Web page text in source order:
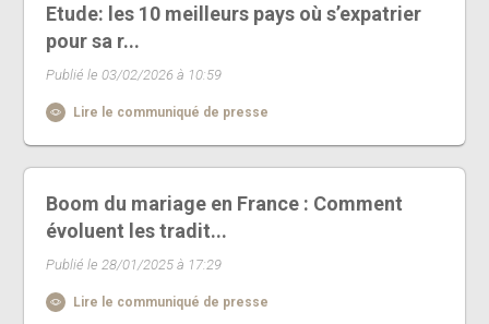
Etude: les 10 meilleurs pays où s’expatrier
pour sa r...
Publié le 03/02/2026 à 10:59
Lire le communiqué de presse
Boom du mariage en France : Comment
évoluent les tradit...
Publié le 28/01/2025 à 17:29
Lire le communiqué de presse